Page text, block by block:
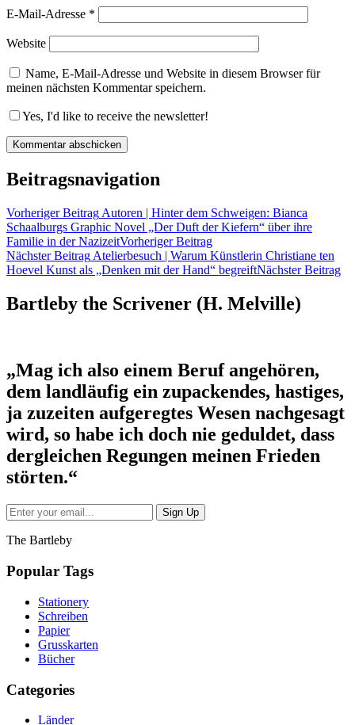
E-Mail-Adresse *
Website
Name, E-Mail-Adresse und Website in diesem Browser für
meinen nächsten Kommentar speichern.
Yes, I'd like to receive the newsletter!
Beitragsnavigation
Vorheriger Beitrag Autoren | Hinter dem Schweigen: Bianca
Schaalburgs Graphic Novel „Der Duft der Kiefern“ über ihre
Familie in der NazizeitVorheriger Beitrag
Nächster Beitrag Atelierbesuch | Warum Künstlerin Christiane ten
Hoevel Kunst als „Denken mit der Hand“ begreiftNächster Beitrag
Bartleby the Scrivener (H. Melville)
„Mag ich also einem Beruf angehören,
dem landläufig ein zupackendes, hastiges,
ja zuzeiten aufgeregtes Wesen nachgesagt
wird, so habe ich doch nie geduldet, dass
dergleichen Regungen meinen Frieden
störten.“
The Bartleby
Popular Tags
Stationery
Schreiben
Papier
Grusskarten
Bücher
Categories
Länder